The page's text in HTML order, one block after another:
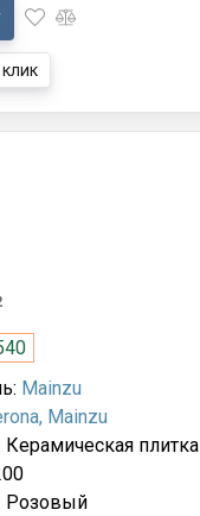
Mainzu
Mainzu
плитка
Розовый